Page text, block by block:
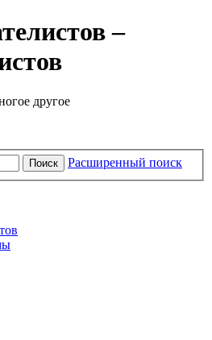
–
другое
Поиск Расширенный поиск